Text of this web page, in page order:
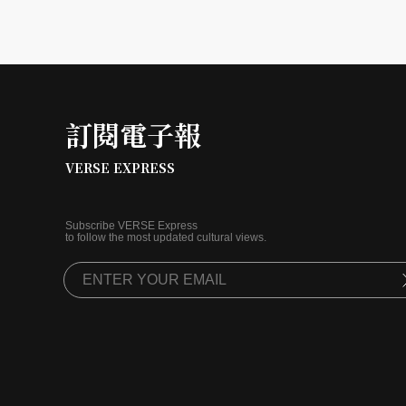
訂閱電子報
VERSE EXPRESS
Subscribe VERSE Express
to follow the most updated cultural views.